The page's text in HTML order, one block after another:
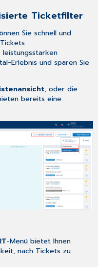
Ticketfilter
Sie schnell und
Erlebnis und sparen Sie
, oder die
bereits eine
-Menü bietet Ihnen
nach Tickets zu